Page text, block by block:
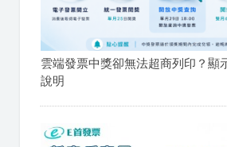
雲端發票中獎卻無法超商列印？顯
說明